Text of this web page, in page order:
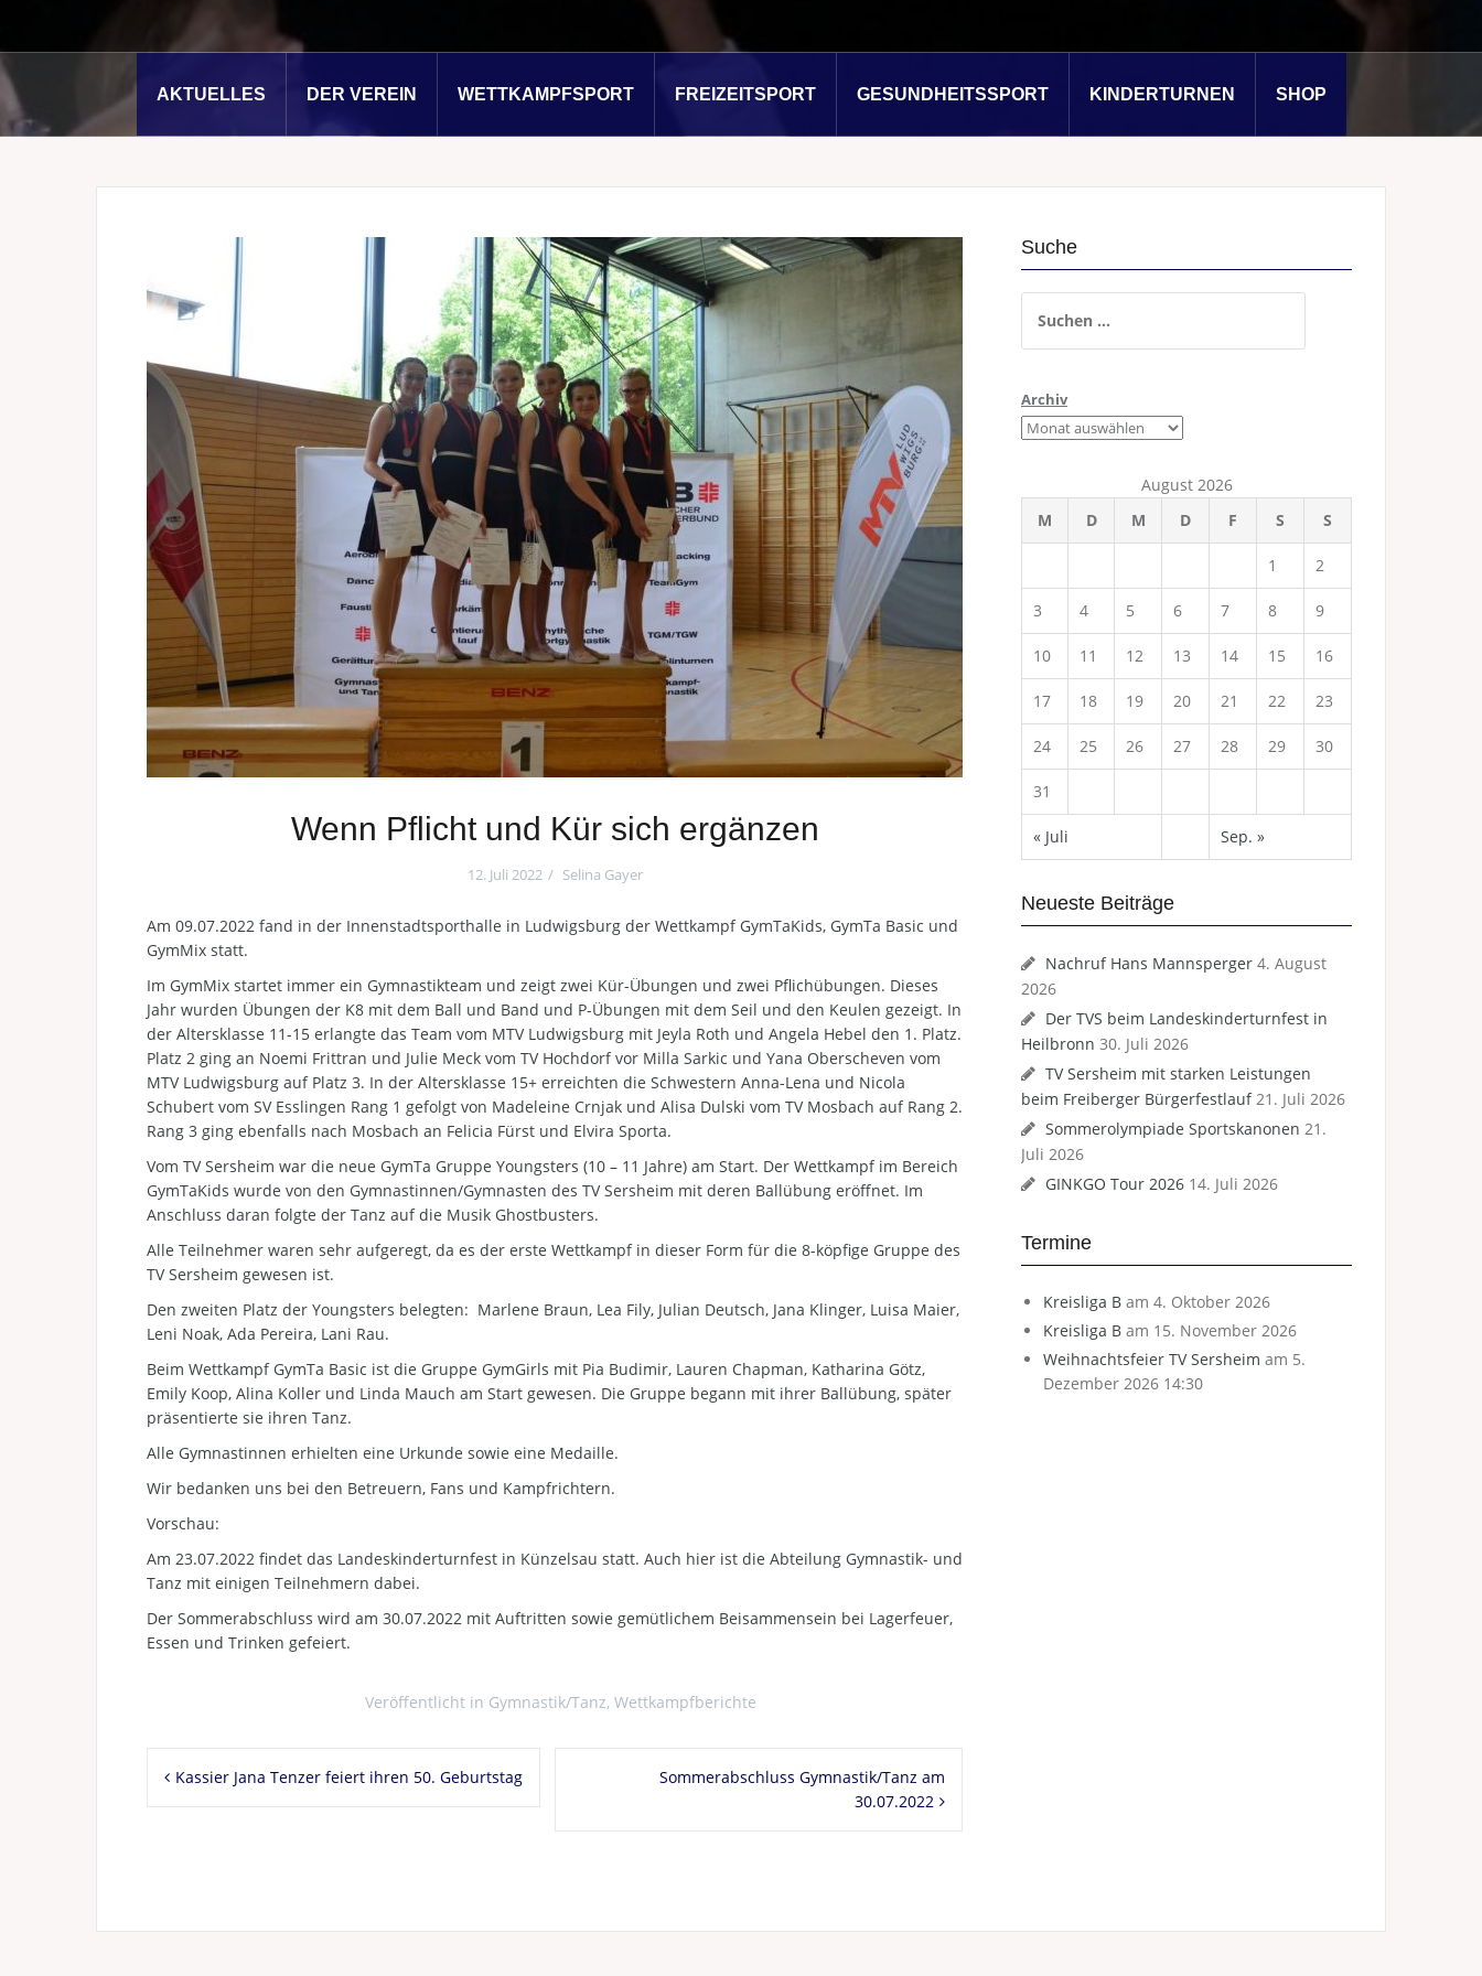
AKTUELLES DER VEREIN WETTKAMPFSPORT FREIZEITSPORT GESUNDHEITSSPORT KINDERTURNEN SHOP
Wenn Pflicht und Kür sich ergänzen
12. Juli 2022 Selina Gayer
Am 09.07.2022 fand in der Innenstadtsporthalle in Ludwigsburg der Wettkampf GymTaKids, GymTa Basic und
GymMix statt.
Im GymMix startet immer ein Gymnastikteam und zeigt zwei Kür-Übungen und zwei Pflichübungen. Dieses
Jahr wurden Übungen der K8 mit dem Ball und Band und P-Übungen mit dem Seil und den Keulen gezeigt. In
der Altersklasse 11-15 erlangte das Team vom MTV Ludwigsburg mit Jeyla Roth und Angela Hebel den 1. Platz.
Platz 2 ging an Noemi Frittran und Julie Meck vom TV Hochdorf vor Milla Sarkic und Yana Oberscheven vom
MTV Ludwigsburg auf Platz 3. In der Altersklasse 15+ erreichten die Schwestern Anna-Lena und Nicola
Schubert vom SV Esslingen Rang 1 gefolgt von Madeleine Crnjak und Alisa Dulski vom TV Mosbach auf Rang 2.
Rang 3 ging ebenfalls nach Mosbach an Felicia Fürst und Elvira Sporta.
Vom TV Sersheim war die neue GymTa Gruppe Youngsters (10 – 11 Jahre) am Start. Der Wettkampf im Bereich
GymTaKids wurde von den Gymnastinnen/Gymnasten des TV Sersheim mit deren Ballübung eröffnet. Im
Anschluss daran folgte der Tanz auf die Musik Ghostbusters.
Alle Teilnehmer waren sehr aufgeregt, da es der erste Wettkampf in dieser Form für die 8-köpfige Gruppe des
TV Sersheim gewesen ist.
Den zweiten Platz der Youngsters belegten: Marlene Braun, Lea Fily, Julian Deutsch, Jana Klinger, Luisa Maier,
Leni Noak, Ada Pereira, Lani Rau.
Beim Wettkampf GymTa Basic ist die Gruppe GymGirls mit Pia Budimir, Lauren Chapman, Katharina Götz,
Emily Koop, Alina Koller und Linda Mauch am Start gewesen. Die Gruppe begann mit ihrer Ballübung, später
präsentierte sie ihren Tanz.
Alle Gymnastinnen erhielten eine Urkunde sowie eine Medaille.
Wir bedanken uns bei den Betreuern, Fans und Kampfrichtern.
Vorschau:
Am 23.07.2022 findet das Landeskinderturnfest in Künzelsau statt. Auch hier ist die Abteilung Gymnastik- und
Tanz mit einigen Teilnehmern dabei.
Der Sommerabschluss wird am 30.07.2022 mit Auftritten sowie gemütlichem Beisammensein bei Lagerfeuer,
Essen und Trinken gefeiert.
Veröffentlicht in Gymnastik/Tanz, Wettkampfberichte
Beitragsnavigation
Kassier Jana Tenzer feiert ihren 50. Geburtstag
Sommerabschluss Gymnastik/Tanz am
30.07.2022
Suche
nach:
Archiv
August 2026
M
D M D F S S
1 2
3 4 5 6 7 8 9
10 11 12 13 14 15 16
17 18 19 20 21 22 23
24 25 26 27 28 29 30
31
« Juli Sep. »
Neueste Beiträge
Nachruf Hans Mannsperger 4. August
2026
Der TVS beim Landeskinderturnfest in
Heilbronn 30. Juli 2026
TV Sersheim mit starken Leistungen
beim Freiberger Bürgerfestlauf 21. Juli 2026
Sommerolympiade Sportskanonen 21.
Juli 2026
GINKGO Tour 2026 14. Juli 2026
Termine
Kreisliga B am 4. Oktober 2026
Kreisliga B am 15. November 2026
Weihnachtsfeier TV Sersheim am 5.
Dezember 2026 14:30